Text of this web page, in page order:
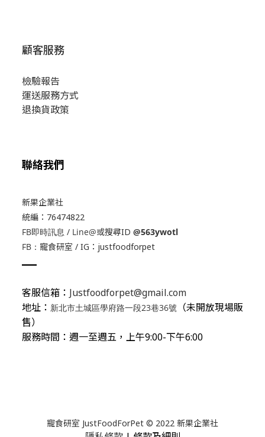
顧客服務
檢驗報告
運送服務方式
退換貨政策
聯絡我們
新果企業社
統編：76474822
FB即時訊息 / Line@或搜尋ID @563ywotl
FB： 寵食研室 / IG： justfoodforpet
客服信箱： Justfoodforpet@gmail.com
地址： 新北市土城區學府路一段23巷36號 （未開放現場販
售）
服務時間：週一至週五，上午9:00-下午6:00
寵食研室 JustFoodForPet © 2022 新果企業社